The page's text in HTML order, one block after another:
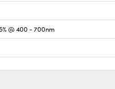
@ 400 - 700nm